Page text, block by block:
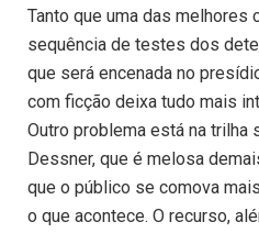
Tanto que uma das melhores
sequência de testes dos
que será encenada no
com ficção deixa tudo mais
Outro problema está na trilha
Dessner, que é melosa
que o público se comova
o que acontece. O recurso,